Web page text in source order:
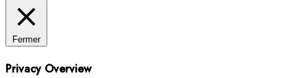
Fermer
Privacy Overview